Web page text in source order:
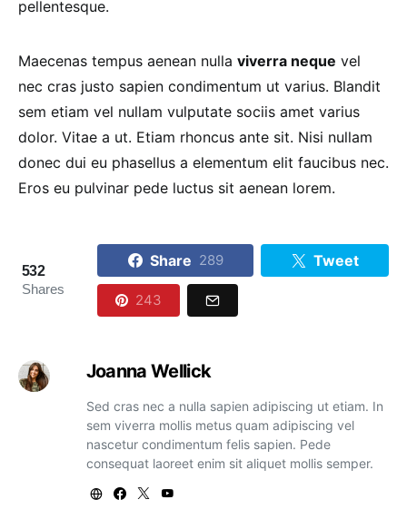
pellentesque.
Maecenas tempus aenean nulla viverra neque vel
nec cras justo sapien condimentum ut varius. Blandit
sem etiam vel nullam vulputate sociis amet varius
dolor. Vitae a ut. Etiam rhoncus ante sit. Nisi nullam
donec dui eu phasellus a elementum elit faucibus nec.
Eros eu pulvinar pede luctus sit aenean lorem.
532
Shares
Share 289 Tweet
243
Joanna Wellick
Sed cras nec a nulla sapien adipiscing ut etiam. In
sem viverra mollis metus quam adipiscing vel
nascetur condimentum felis sapien. Pede
consequat laoreet enim sit aliquet mollis semper.